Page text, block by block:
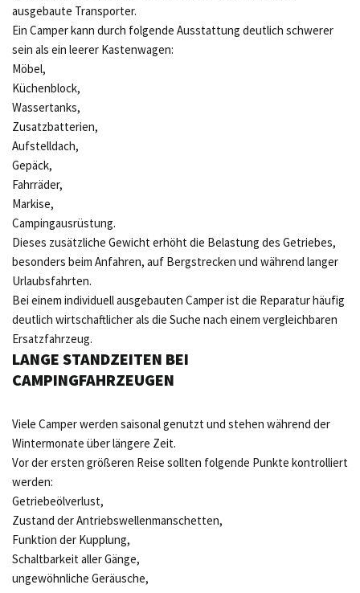
ausgebaute Transporter.
Ein Camper kann durch folgende Ausstattung deutlich schwerer
sein als ein leerer Kastenwagen:
Möbel,
Küchenblock,
Wassertanks,
Zusatzbatterien,
Aufstelldach,
Gepäck,
Fahrräder,
Markise,
Campingausrüstung.
Dieses zusätzliche Gewicht erhöht die Belastung des Getriebes,
besonders beim Anfahren, auf Bergstrecken und während langer
Urlaubsfahrten.
Bei einem individuell ausgebauten Camper ist die Reparatur häufig
deutlich wirtschaftlicher als die Suche nach einem vergleichbaren
Ersatzfahrzeug.
LANGE STANDZEITEN BEI
CAMPINGFAHRZEUGEN
Viele Camper werden saisonal genutzt und stehen während der
Wintermonate über längere Zeit.
Vor der ersten größeren Reise sollten folgende Punkte kontrolliert
werden:
Getriebeölverlust,
Zustand der Antriebswellenmanschetten,
Funktion der Kupplung,
Schaltbarkeit aller Gänge,
ungewöhnliche Geräusche,